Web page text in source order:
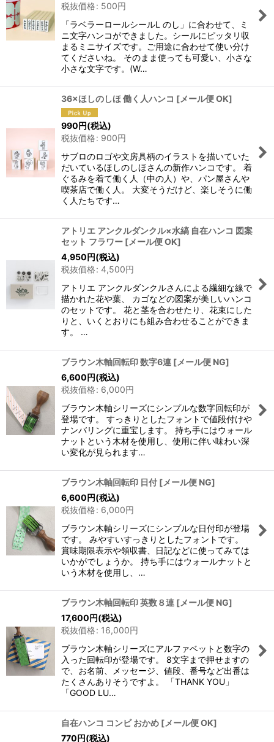
税抜価格: 500円
「ラベラーロールシールL のし」に合わせて、ミ
ニ文字ハンコができました。シールにピッタリ収
まるミニサイズです。ご用途に合わせて使い分け
てくださいね。 そのまま使っても可愛い、小さな
小さな文字です。(W…
36×ほしのしほ 働く人ハンコ [メール便 OK]
990円(税込)
税抜価格: 900円
サブロのロゴや文房具柄のイラストを描いていた
だいているほしのしほさんの新作ハンコです。 着
ぐるみを着て働く人（中の人）や、パン屋さんや
喫茶店で働く人。 大変そうだけど、楽しそうに働
く人たちです…
アトリエ アンクルダンクル×水縞 自在ハンコ 図案
セット フラワー [メール便 OK]
4,950円(税込)
税抜価格: 4,500円
アトリエ アンクルダンクルさんによる繊細な線で
描かれた花や葉、 カゴなどの図案が美しいハンコ
のセットです。 花と茎を合わせたり、花束にした
りと、いくとおりにも組み合わせることができま
す。 …
ブラウン木軸回転印 数字6連 [メール便 NG]
6,600円(税込)
税抜価格: 6,000円
ブラウン木軸シリーズにシンプルな数字回転印が
登場です。 すっきりとしたフォントで値段付けや
ナンバリングに重宝します。 持ち手にはウォール
ナットという木材を使用し、使用に伴い味わい深
い変化が見られます…
ブラウン木軸回転印 日付 [メール便 NG]
6,600円(税込)
税抜価格: 6,000円
ブラウン木軸シリーズにシンプルな日付印が登場
です。 みやすいすっきりとしたフォントです。
賞味期限表示や領収書、日記などに使ってみては
いかがでしょうか。 持ち手にはウォールナットと
いう木材を使用し、…
ブラウン木軸回転印 英数８連 [メール便 NG]
17,600円(税込)
税抜価格: 16,000円
ブラウン木軸シリーズにアルファベットと数字の
入った回転印が登場です。 8文字まで押せますの
で、お名前、メッセージ、値段、番号など出番は
たくさんありそうですよ。 「THANK YOU」
「GOOD LU…
自在ハンコ コンビ おかめ [メール便 OK]
770円(税込)